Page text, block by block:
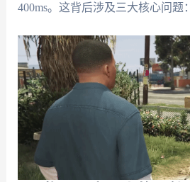
400ms。这背后涉及三大核心问题：